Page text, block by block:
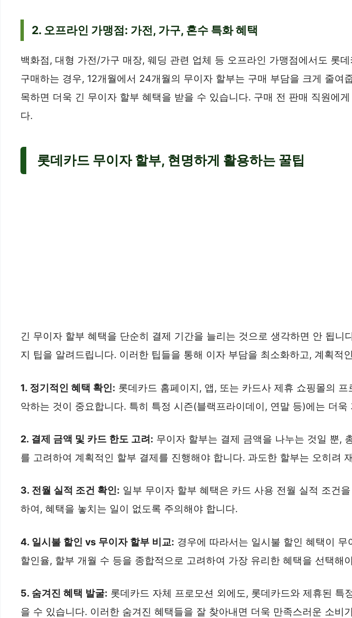
2. 오프라인 가맹점: 가전, 가구, 혼수 특화 혜택
백화점, 대형 가전/가구 매장, 웨딩 관련 업체 등 오프라인 가맹점에서도 롯
구매하는 경우, 12개월에서 24개월의 무이자 할부는 구매 부담을 크게 줄
목하면 더욱 긴 무이자 할부 혜택을 받을 수 있습니다. 구매 전 판매 직원에
다.
롯데카드 무이자 할부, 현명하게 활용하는 꿀팁
긴 무이자 할부 혜택을 단순히 결제 기간을 늘리는 것으로 생각하면 안 됩
지 팁을 알려드립니다. 이러한 팁들을 통해 이자 부담을 최소화하고, 계획적
1. 정기적인 혜택 확인: 롯데카드 홈페이지, 앱, 또는 카드사 제휴 쇼핑몰의
악하는 것이 중요합니다. 특히 특정 시즌(블랙프라이데이, 연말 등)에는 더
2. 결제 금액 및 카드 한도 고려: 무이자 할부는 결제 금액을 나누는 것일 뿐,
를 고려하여 계획적인 할부 결제를 진행해야 합니다. 과도한 할부는 오히려
3. 전월 실적 조건 확인: 일부 무이자 할부 혜택은 카드 사용 전월 실적 조건
하여, 혜택을 놓치는 일이 없도록 주의해야 합니다.
4. 일시불 할인 vs 무이자 할부 비교: 경우에 따라서는 일시불 할인 혜택이
할인율, 할부 개월 수 등을 종합적으로 고려하여 가장 유리한 혜택을 선택해
5. 숨겨진 혜택 발굴: 롯데카드 자체 프로모션 외에도, 롯데카드와 제휴된
을 수 있습니다. 이러한 숨겨진 혜택들을 잘 찾아내면 더욱 만족스러운 소비